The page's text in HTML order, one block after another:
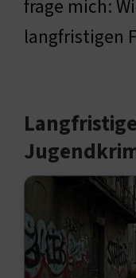
frage mich:
langfristigen